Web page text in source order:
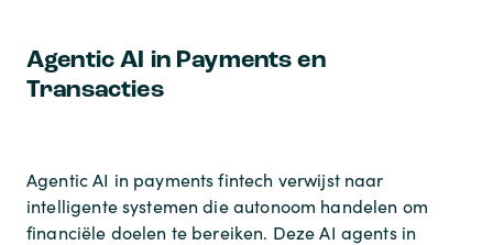
Agentic AI in Payments en
Transacties
Agentic AI in payments fintech verwijst naar
intelligente systemen die autonoom handelen om
financiële doelen te bereiken. Deze AI agents in